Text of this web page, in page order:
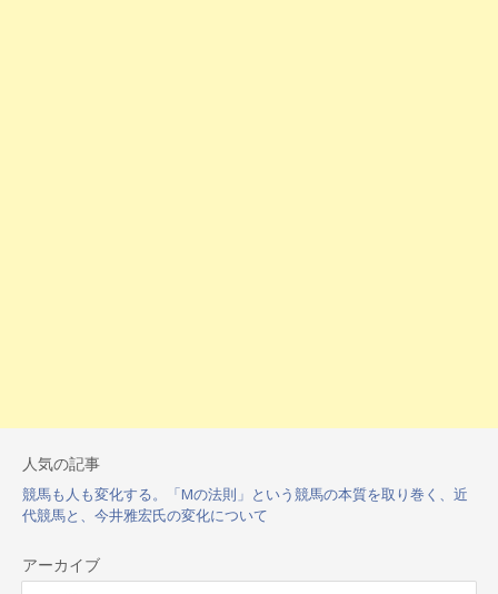
人気の記事
競馬も人も変化する。「Mの法則」という競馬の本質を取り巻く、近
代競馬と、今井雅宏氏の変化について
アーカイブ